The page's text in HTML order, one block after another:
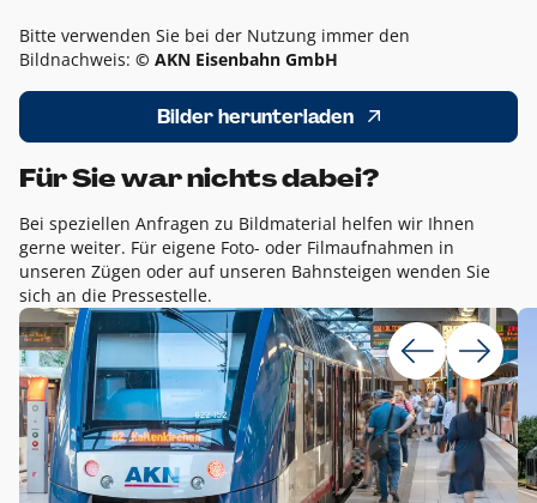
Bitte verwenden Sie bei der Nutzung immer den
Bildnachweis: © AKN Eisenbahn GmbH
Bilder herunterladen
Für Sie war nichts dabei?
Bei speziellen Anfragen zu Bildmaterial helfen wir Ihnen
gerne weiter. Für eigene Foto- oder Filmaufnahmen in
unseren Zügen oder auf unseren Bahnsteigen wenden Sie
sich an die Pressestelle.